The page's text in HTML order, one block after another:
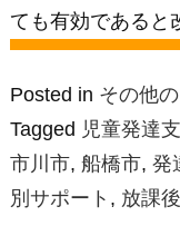
ても有効であると
Posted in その他
Tagged 児童発達
市川市, 船橋市, 発
別サポート , 放課